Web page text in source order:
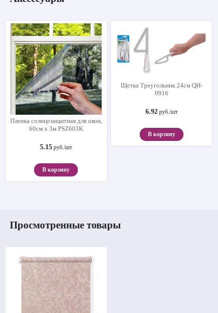
Пленка солнцезащитная для окон,
60см х 3м PSZ603K
5.15 руб./шт
В корзину
Щетка Треугольник 24см QH-
0916
6.92руб./шт
В корзину
Просмотренные товары